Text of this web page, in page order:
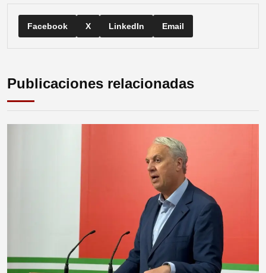
Facebook X LinkedIn Email
Publicaciones relacionadas